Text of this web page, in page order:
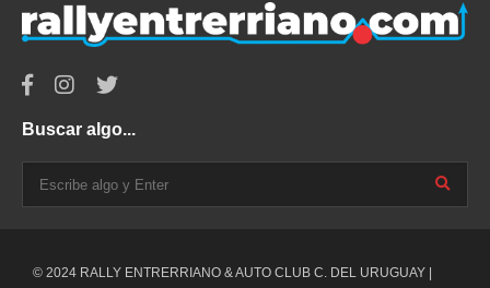
Buscar algo...
© 2024 RALLY ENTRERRIANO & AUTO CLUB C. DEL URUGUAY |